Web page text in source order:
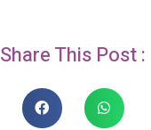
Share This Post :